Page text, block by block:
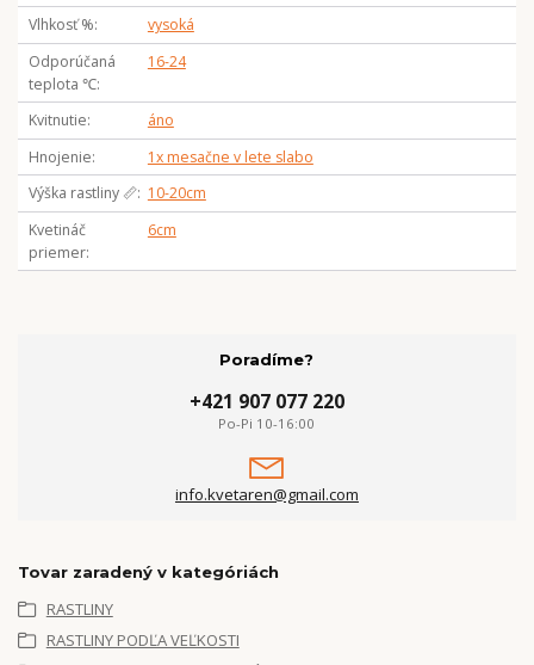
Vlhkosť %
vysoká
Odporúčaná
teplota ℃
16-24
Kvitnutie
áno
Hnojenie
1x mesačne v lete slabo
Výška rastliny 📏
10-20cm
Kvetináč
priemer
6cm
Poradíme?
+421 907 077 220
Po-Pi 10-16:00
info.kvetaren@gmail.com
Tovar zaradený v kategóriách
RASTLINY
RASTLINY PODĽA VEĽKOSTI